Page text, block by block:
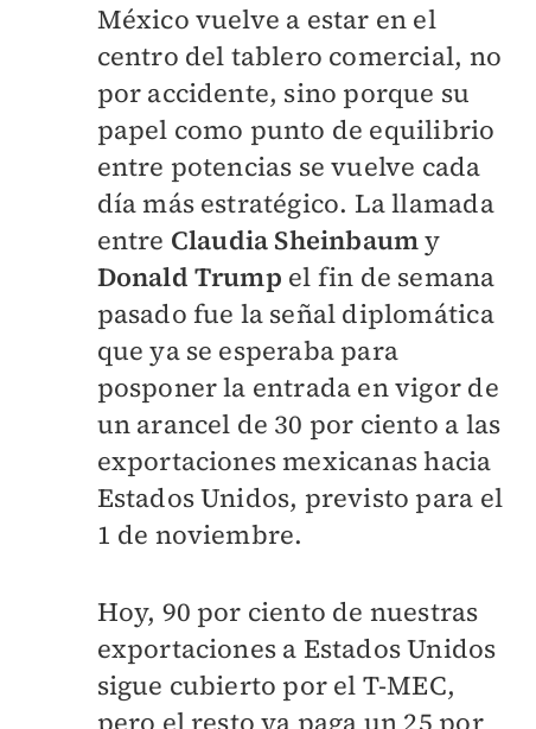
México vuelve a estar en el
centro del tablero comercial, no
por accidente, sino porque su
papel como punto de equilibrio
entre potencias se vuelve cada
día más estratégico. La llamada
entre Claudia Sheinbaumy
Donald Trump el fin de semana
pasado fue la señal diplomática
que ya se esperaba para
posponer la entrada en vigor de
un arancel de 30 por ciento a las
exportaciones mexicanas hacia
Estados Unidos, previsto para el
1 de noviembre.
Hoy, 90 por ciento de nuestras
exportaciones a Estados Unidos
sigue cubierto por el T-MEC,
pero el resto ya paga un 25 por